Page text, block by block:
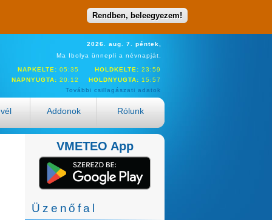
Rendben, beleegyezem!
2026. aug. 7. péntek,
Ma Ibolya ünnepli a névnapját.
NAPKELTE: 05:35 HOLDKELTE: 23:59
NAPNYUGTA: 20:12 HOLDNYUGTA: 15:57
További csillagászati adatok
Addonok Rólunk
VMETEO App
Üzenőfal